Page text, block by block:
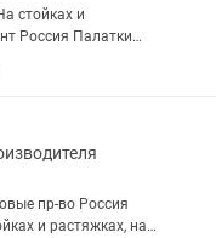
стойках и
Россия Палатки
на стойках и
от 4-80чел. 2-6
пр-во Россия
и растяжках, на